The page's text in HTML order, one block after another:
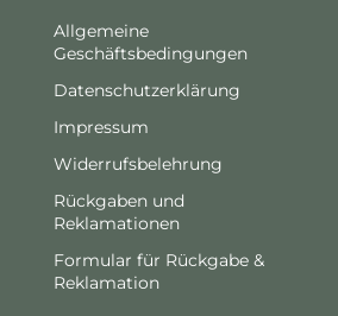
Allgemeine
Geschäftsbedingungen
Datenschutzerklärung
Impressum
Widerrufsbelehrung
Rückgaben und
Reklamationen
Formular für Rückgabe &
Reklamation